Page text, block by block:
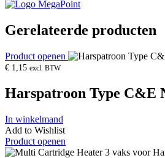
Gerelateerde producten
Product openen
€ 1,15 excl. BTW
Harspatroon Type C&E
In winkelmand
Add to Wishlist
Product openen